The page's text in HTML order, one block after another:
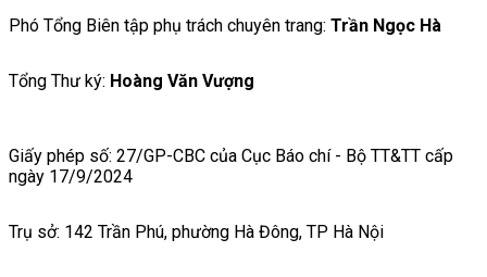
Phó Tổng Biên tập phụ trách chuyên trang: Trần Ngọc Hà
Tổng Thư ký: Hoàng Văn Vượng
Giấy phép số: 27/GP-CBC của Cục Báo chí - Bộ TT&TT cấp
ngày 17/9/2024
Trụ sở: 142 Trần Phú, phường Hà Đông, TP Hà Nội